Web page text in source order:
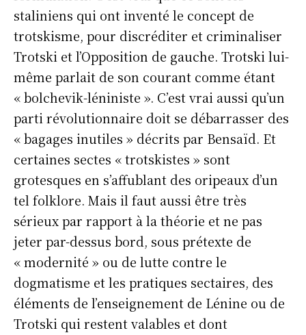
staliniens qui ont inventé le concept de
trotskisme, pour discréditer et criminaliser
Trotski et l’Opposition de gauche. Trotski lui-
même parlait de son courant comme étant
« bolchevik-léniniste ». C’est vrai aussi qu’un
parti révolutionnaire doit se débarrasser des
« bagages inutiles » décrits par Bensaïd. Et
certaines sectes « trotskistes » sont
grotesques en s’affublant des oripeaux d’un
tel folklore. Mais il faut aussi être très
sérieux par rapport à la théorie et ne pas
jeter par-dessus bord, sous prétexte de
« modernité » ou de lutte contre le
dogmatisme et les pratiques sectaires, des
éléments de l’enseignement de Lénine ou de
Trotski qui restent valables et dont